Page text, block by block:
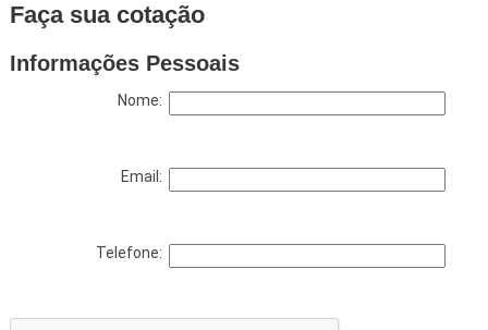
Faça sua cotação
Informações Pessoais
Nome:
Email:
Telefone: